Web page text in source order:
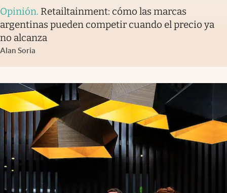
Opinión. Retailtainment: cómo las marcas
argentinas pueden competir cuando el precio ya
no alcanza
Alan Soria